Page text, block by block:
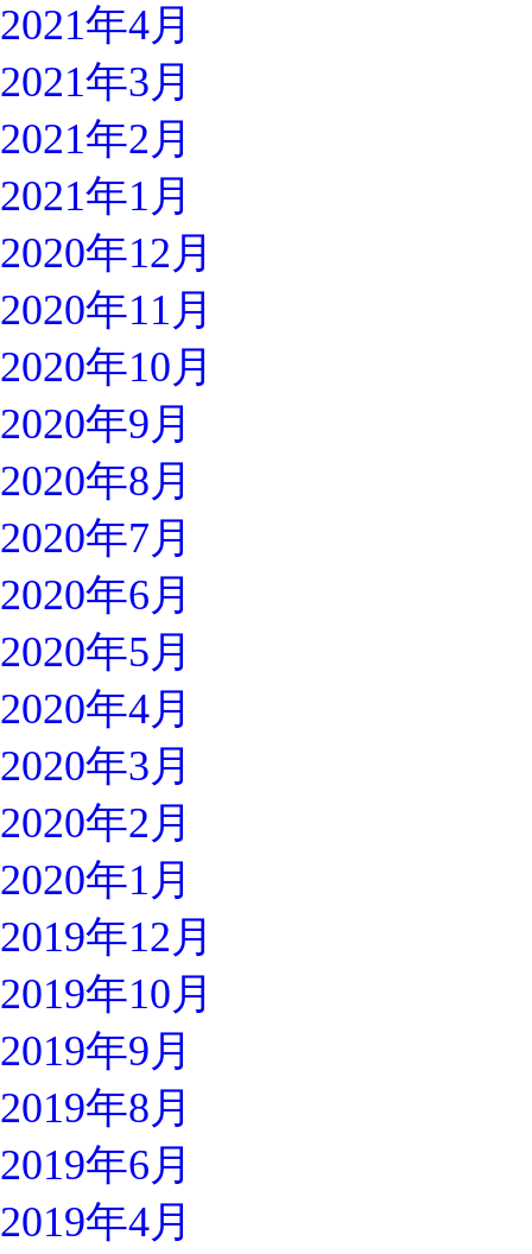
2021年4月
2021年3月
2021年2月
2021年1月
2020年12月
2020年11月
2020年10月
2020年9月
2020年8月
2020年7月
2020年6月
2020年5月
2020年4月
2020年3月
2020年2月
2020年1月
2019年12月
2019年10月
2019年9月
2019年8月
2019年6月
2019年4月